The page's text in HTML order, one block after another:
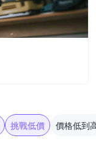
挑戰低價 價格低到